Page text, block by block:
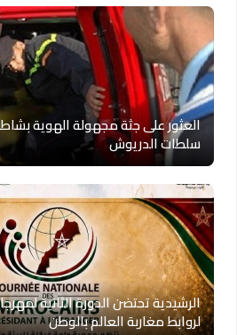
العثور على جثة مجهولة الهوية
سلطات الدريوش
الرشيدية تحتضن الدورة الثانية
لروابط مغاربة العالم بالوطن